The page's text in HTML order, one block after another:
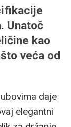
. Unatoč
kao
veća od
daje
elegantni